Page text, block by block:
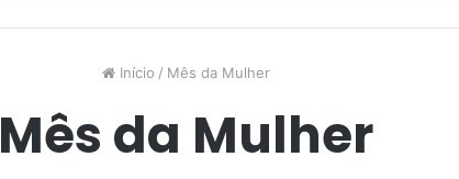
Início / Mês da Mulher
Mês da Mulher